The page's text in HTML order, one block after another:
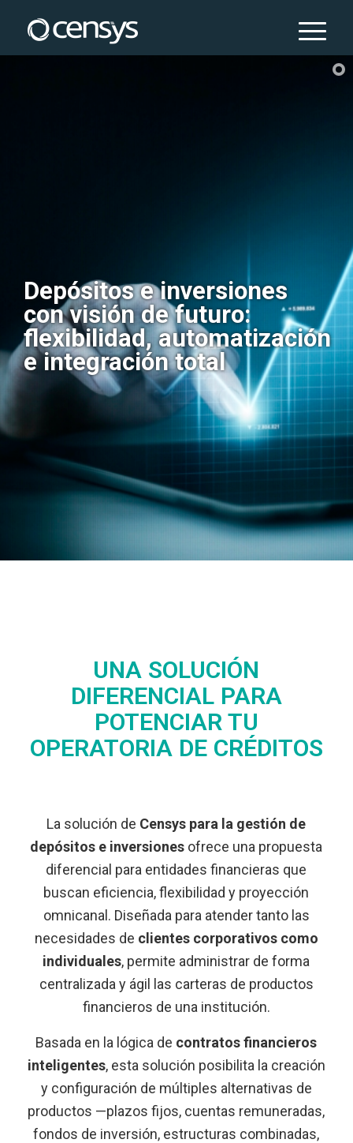
Depósitos e inversiones
con visión de futuro:
flexibilidad, automatización
e integración total
UNA SOLUCIÓN
DIFERENCIAL PARA
POTENCIAR TU
OPERATORIA DE CRÉDITOS
La solución de Censys para la gestión de
depósitos e inversiones ofrece una propuesta
diferencial para entidades financieras que
buscan eficiencia, flexibilidad y proyección
omnicanal. Diseñada para atender tanto las
necesidades de clientes corporativos como
individuales, permite administrar de forma
centralizada y ágil las carteras de productos
financieros de una institución.
Basada en la lógica de contratos financieros
inteligentes, esta solución posibilita la creación
y configuración de múltiples alternativas de
productos —plazos fijos, cuentas remuneradas,
fondos de inversión, estructuras combinadas,